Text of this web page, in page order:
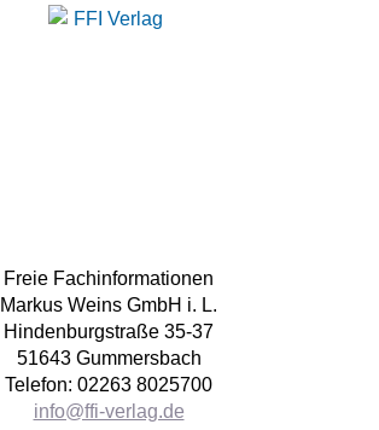
Freie Fachinformationen
Markus Weins GmbH i. L.
Hindenburgstraße 35-37
51643 Gummersbach
Telefon: 02263 8025700
info@ffi-verlag.de